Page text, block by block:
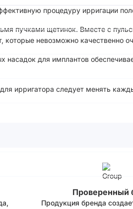
процедуру ирригации
пучками щетинок. Вместе с
которые невозможно качественно
насадок для имплантов
ирригатора следует менять
Проверенный
Продукция бренда